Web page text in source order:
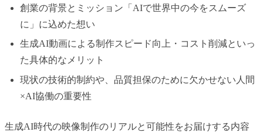
創業の背景とミッション「AIで世界中の今をスムーズ
に」に込めた想い
生成AI動画による制作スピード向上・コスト削減といっ
た具体的なメリット
現状の技術的制約や、品質担保のために欠かせない人間
×AI協働の重要性
生成AI時代の映像制作のリアルと可能性をお届けする内容